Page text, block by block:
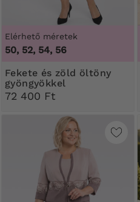
Elérhető méretek
50, 52, 54, 56
Fekete és zöld öltöny
gyöngyökkel
72 400 Ft